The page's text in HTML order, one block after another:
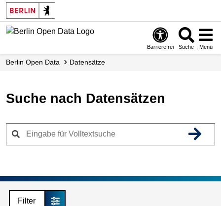
Skip
to
main
Barrierefrei Suche Menü
Berlin Open Data Datensätze
Suche nach Datensätzen
Filter